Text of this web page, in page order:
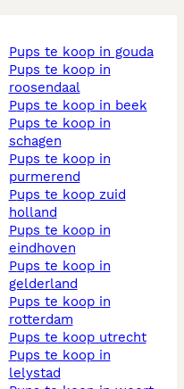
pups te koop in gouda
pups te koop in
roosendaal
pups te koop in beek
pups te koop in
schagen
pups te koop in
purmerend
pups te koop zuid
holland
pups te koop in
eindhoven
pups te koop in
gelderland
pups te koop in
rotterdam
pups te koop utrecht
pups te koop in
lelystad